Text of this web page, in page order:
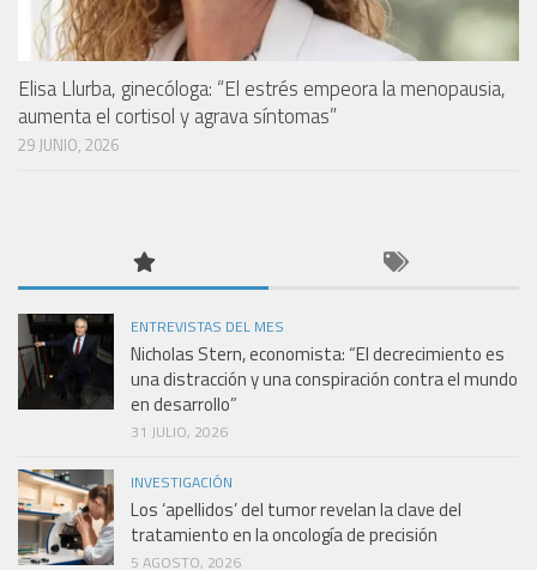
Elisa Llurba, ginecóloga: “El estrés empeora la menopausia,
aumenta el cortisol y agrava síntomas”
29 JUNIO, 2026
ENTREVISTAS DEL MES
Nicholas Stern, economista: “El decrecimiento es
una distracción y una conspiración contra el mundo
en desarrollo”
31 JULIO, 2026
INVESTIGACIÓN
Los ‘apellidos’ del tumor revelan la clave del
tratamiento en la oncología de precisión
5 AGOSTO, 2026